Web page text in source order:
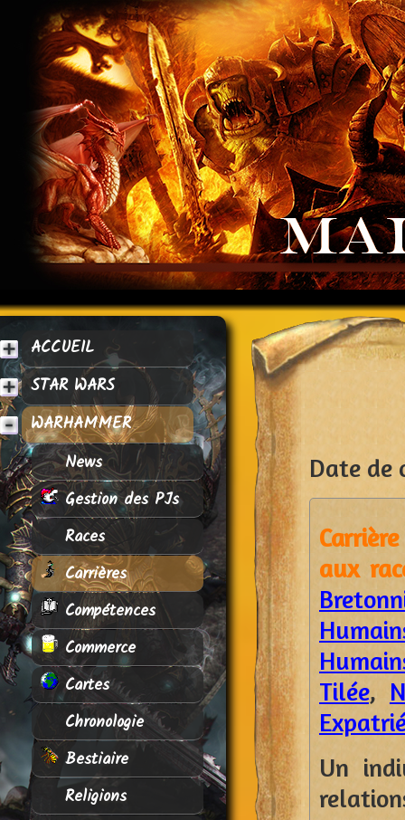
ACCUEIL
STAR WARS
WARHAMMER
News
Gestion des PJs
Races
Carrières
Compétences
Commerce
Cartes
Chronologie
Bestiaire
Religions
Date de
aux
Tilée,
Un